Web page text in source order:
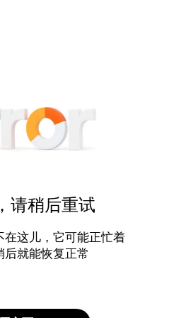
请稍后重试
在这儿，它可能正忙着
后就能恢复正常